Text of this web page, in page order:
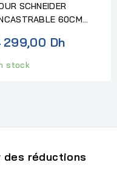
SCHNEIDER
60CM
299,00 Dh
stock
des réductions